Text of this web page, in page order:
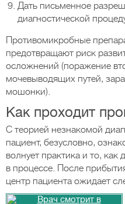
Дать письменное
диагностической
Противомикробные
предотвращают риск
осложнений (поражение
мочевыводящих путей,
мошонки).
Как проходит
С теорией незнакомой
пациент, безусловно,
волнует практика и то,
в процессе. После
центр пациента ожидает